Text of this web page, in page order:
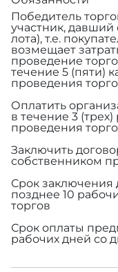
Победитель
участник, давший
лота), т.е.
возмещает
проведение
течение 5 (пяти)
проведения
Оплатить
в течение 3
проведения
Заключить
собственником
Срок заключения
позднее 10
торгов
Срок оплаты
рабочих дней со